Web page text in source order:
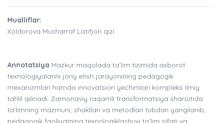
Mualliflar:
Xoldorova Musharraf Latifjon qizi
Annotatsiya Mazkur maqolada ta’lim tizimida axborot
texnologiyalarini joriy etish jarayonining pedagogik
mexanizmlari hamda innovatsion yechimlari kompleks ilmiy
tahlil qilinadi. Zamonaviy raqamli transformatsiya sharoitida
ta’limning mazmuni, shakllari va metodlari tubdan yangilanib,
pedagogik faoliyatning texnologiklashuvi ta’lim sifati va